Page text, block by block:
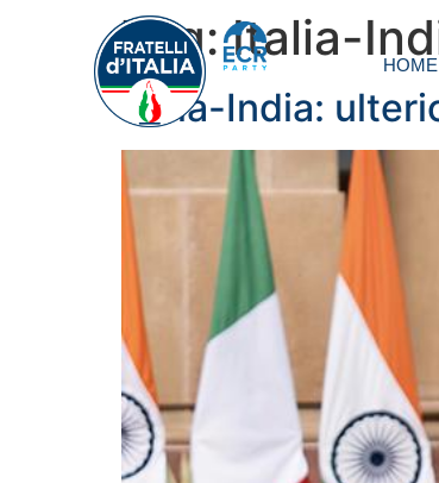
HOME
Tag:Italia-
Italia-India: